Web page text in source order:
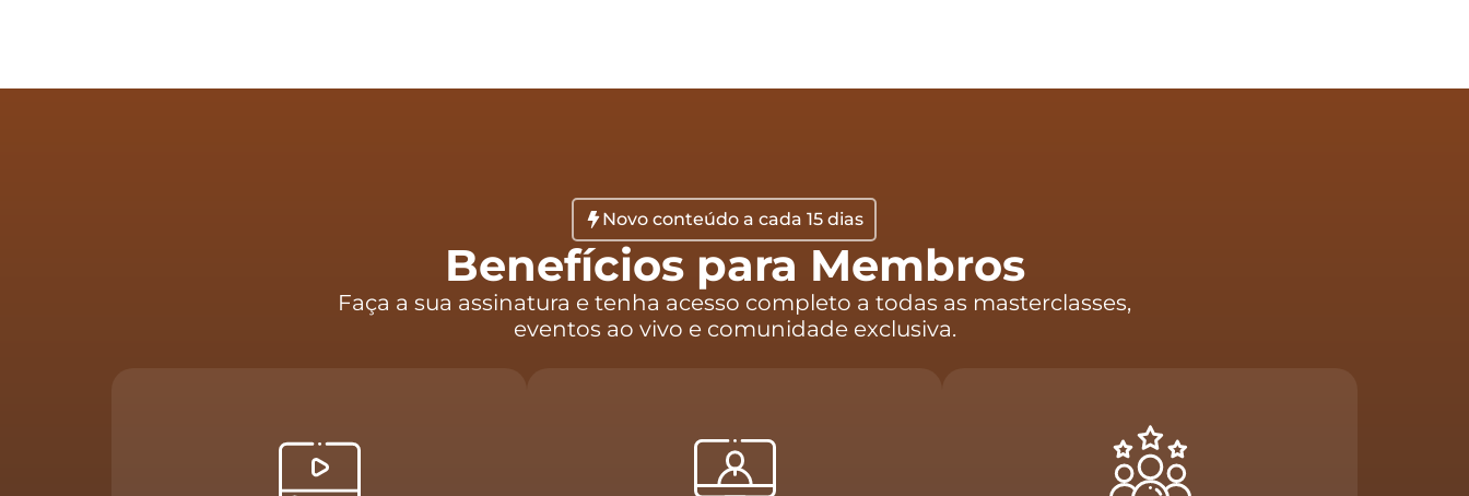
Novo conteúdo a cada 15 dias
Benefícios para Membros
Faça a sua assinatura e tenha acesso completo a todas as masterclasses,
eventos ao vivo e comunidade exclusiva.